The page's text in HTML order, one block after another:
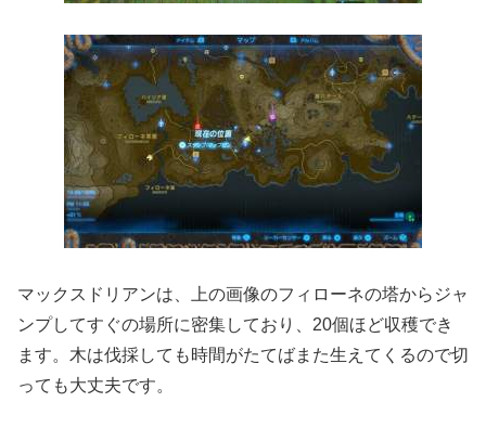
マックスドリアンは、上の画像のフィローネの塔からジャ
ンプしてすぐの場所に密集しており、20個ほど収穫でき
ます。木は伐採しても時間がたてばまた生えてくるので切
っても大丈夫です。